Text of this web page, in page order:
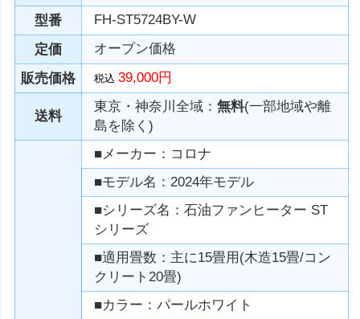
型番
FH-ST5724BY-W
定価
オープン価格
販売価格
税込39,000円
送料
東京・神奈川全域：無料(一部地域や離
島を除く)
■メーカー：コロナ
■モデル名：2024年モデル
■シリーズ名：石油ファンヒーター ST
シリーズ
■適用畳数：主に15畳用(木造15畳/コン
クリート20畳)
■カラー：パールホワイト